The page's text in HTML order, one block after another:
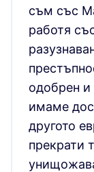
съм със
работя
одобрен и
имаме
другото
прекрати